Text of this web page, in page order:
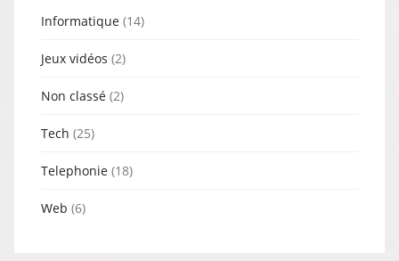
Informatique (14)
Jeux vidéos (2)
Non classé (2)
Tech (25)
Telephonie (18)
Web (6)